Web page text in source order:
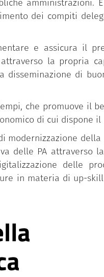
amministrazioni.
dei compiti
e assicura il
la propria
disseminazione di
che promuove il
di cui dispone il
della
delle PA attraverso
delle
in materia di up-